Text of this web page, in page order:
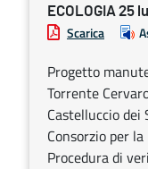
ECOLOGIA 25
Scarica
Progetto
Torrente
Castelluccio dei
Consorzio per
Procedura di